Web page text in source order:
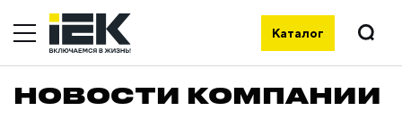
Каталог
НОВОСТИ КОМПАНИИ